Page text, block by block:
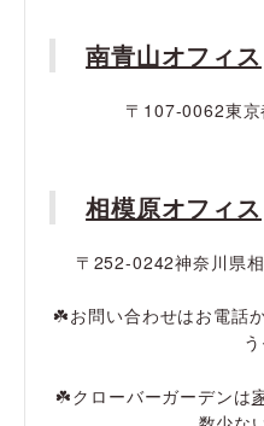
南青山オフィス
〒107-0062東
相模原オフィス
〒252-0242神奈川県
☘️お問い合わせはお電話
う
☘️クローバーガーデンは